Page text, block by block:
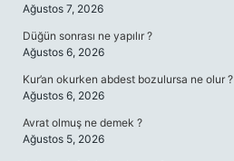
Ağustos 7, 2026
Düğün sonrası ne yapılır ?
Ağustos 6, 2026
Kur’an okurken abdest bozulursa ne olur ?
Ağustos 6, 2026
Avrat olmuş ne demek ?
Ağustos 5, 2026